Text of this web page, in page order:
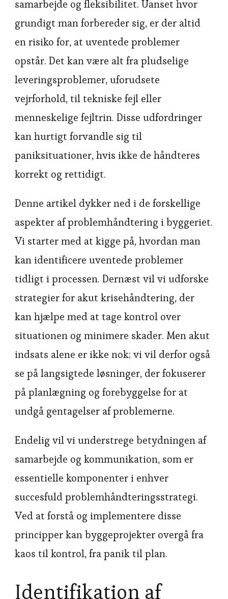
samarbejde og fleksibilitet. Uanset hvor
grundigt man forbereder sig, er der altid
en risiko for, at uventede problemer
opstår. Det kan være alt fra pludselige
leveringsproblemer, uforudsete
vejrforhold, til tekniske fejl eller
menneskelige fejltrin. Disse udfordringer
kan hurtigt forvandle sig til
paniksituationer, hvis ikke de håndteres
korrekt og rettidigt.
Denne artikel dykker ned i de forskellige
aspekter af problemhåndtering i byggeriet.
Vi starter med at kigge på, hvordan man
kan identificere uventede problemer
tidligt i processen. Dernæst vil vi udforske
strategier for akut krisehåndtering, der
kan hjælpe med at tage kontrol over
situationen og minimere skader. Men akut
indsats alene er ikke nok; vi vil derfor også
se på langsigtede løsninger, der fokuserer
på planlægning og forebyggelse for at
undgå gentagelser af problemerne.
Endelig vil vi understrege betydningen af
samarbejde og kommunikation, som er
essentielle komponenter i enhver
succesfuld problemhåndteringsstrategi.
Ved at forstå og implementere disse
principper kan byggeprojekter overgå fra
kaos til kontrol, fra panik til plan.
Identifikation af